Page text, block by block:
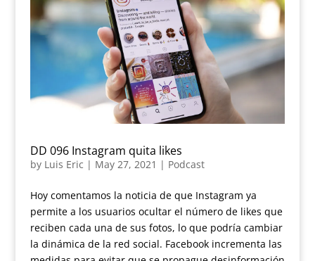
DD 096 Instagram quita likes
by Luis Eric | May 27, 2021 | Podcast
Hoy comentamos la noticia de que Instagram ya
permite a los usuarios ocultar el número de likes que
reciben cada una de sus fotos, lo que podría cambiar
la dinámica de la red social. Facebook incrementa las